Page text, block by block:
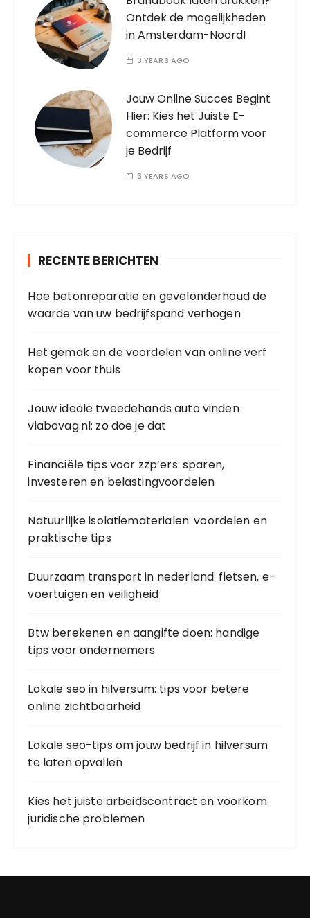
Ontdek de mogelijkheden
in Amsterdam-Noord!
3 YEARS AGO
Jouw Online Succes Begint
Hier: Kies het Juiste E-
commerce Platform voor
je Bedrijf
3 YEARS AGO
RECENTE BERICHTEN
Hoe betonreparatie en gevelonderhoud de
waarde van uw bedrijfspand verhogen
Het gemak en de voordelen van online verf
kopen voor thuis
Jouw ideale tweedehands auto vinden
viabovag.nl: zo doe je dat
Financiële tips voor zzp’ers: sparen,
investeren en belastingvoordelen
Natuurlijke isolatiematerialen: voordelen en
praktische tips
Duurzaam transport in nederland: fietsen, e-
voertuigen en veiligheid
Btw berekenen en aangifte doen: handige
tips voor ondernemers
Lokale seo in hilversum: tips voor betere
online zichtbaarheid
Lokale seo-tips om jouw bedrijf in hilversum
te laten opvallen
Kies het juiste arbeidscontract en voorkom
juridische problemen